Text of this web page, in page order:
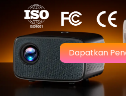
Dapatkan